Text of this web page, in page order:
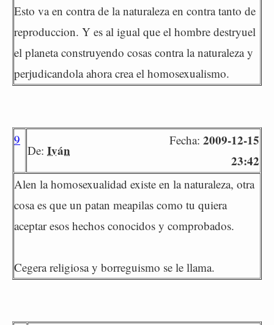
Esto va en contra de la naturaleza en contra tanto de
reproduccion. Y es al igual que el hombre destryuel
el planeta construyendo cosas contra la naturaleza y
perjudicandola ahora crea el homosexualismo.
9
De: Iván
Fecha: 2009-12-15
23:42
Alen la homosexualidad existe en la naturaleza, otra
cosa es que un patan meapilas como tu quiera
aceptar esos hechos conocidos y comprobados.
Cegera religiosa y borreguismo se le llama.